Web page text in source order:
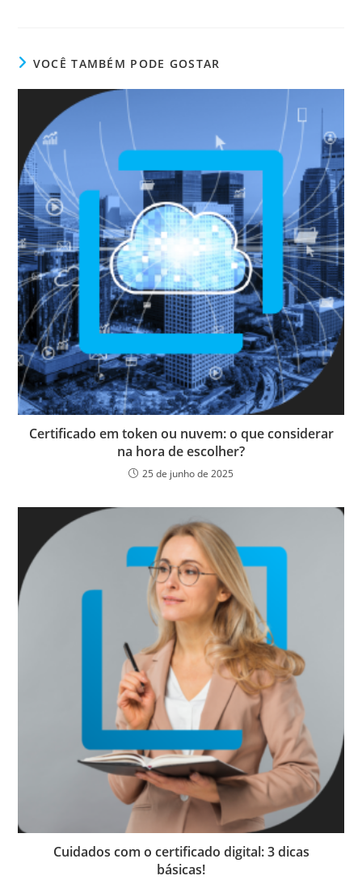
VOCÊ TAMBÉM PODE GOSTAR
Certificado em token ou nuvem: o que considerar
na hora de escolher?
25 de junho de 2025
Cuidados com o certificado digital: 3 dicas
básicas!